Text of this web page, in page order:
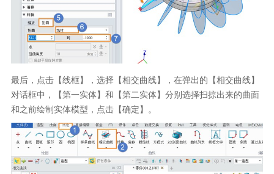
最后，点击【线框】，选择【相交曲线】，在弹出的【相交曲线】
对话框中，【第一实体】和【第二实体】分别选择扫掠出来的曲面
和之前绘制实体模型，点击【确定】。